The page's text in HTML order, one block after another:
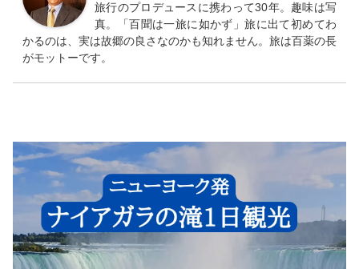
旅行のプロデュースに携わって30年。趣味は写
真。「百聞は一旅に如かず」旅に出て初めてわ
かるのは、実は故郷の良さなのかも知れません。旅は百薬の長
がモットーです。